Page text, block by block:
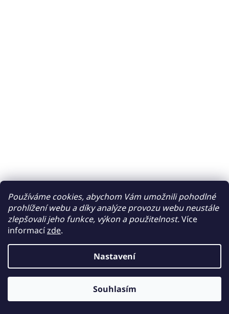
Používáme cookies, abychom Vám umožnili pohodlné
prohlížení webu a díky analýze provozu webu neustále
zlepšovali jeho funkce, výkon a použitelnost.Více
informacízde.
Nastavení
Souhlasím